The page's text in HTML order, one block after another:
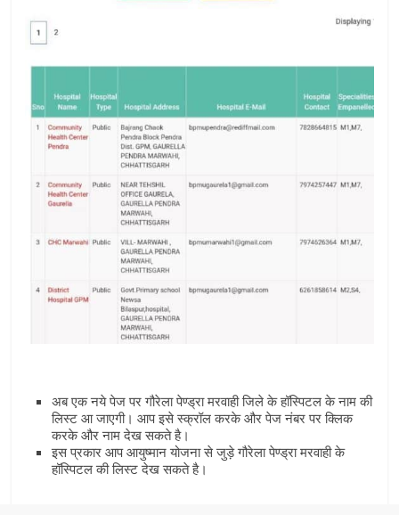
अब एक नये पेज पर गौरेला पेण्‍ड्रा मरवाही जिले के हॉस्पिटल के नाम की
लिस्‍ट आ जाएगी। आप इसे स्‍क्रॉल करके और पेज नंबर पर क्लिक
करके और नाम देख सकते है।
इस प्रकार आप आयुष्‍मान योजना से जुड़े गौरेला पेण्‍ड्रा मरवाही के
हॉस्पिटल की लिस्‍ट देख सकते है।